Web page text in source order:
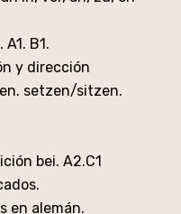
B1.
y dirección
setzen/sitzen.
bei. A2.C1
en alemán.